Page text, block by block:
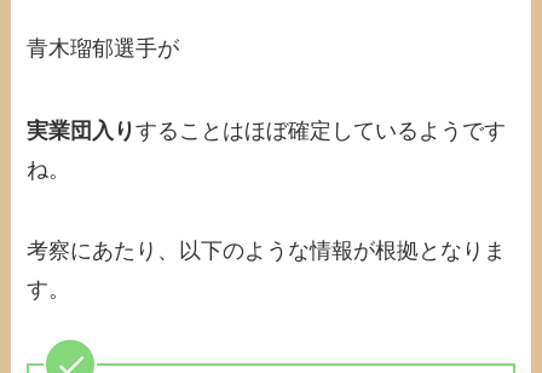
青木瑠郁選手が
実業団入りすることはほぼ確定しているようです
ね。
考察にあたり、以下のような情報が根拠となりま
す。